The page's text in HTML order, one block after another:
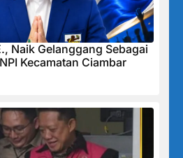
Naik Gelanggang Sebagai
Kecamatan Ciambar